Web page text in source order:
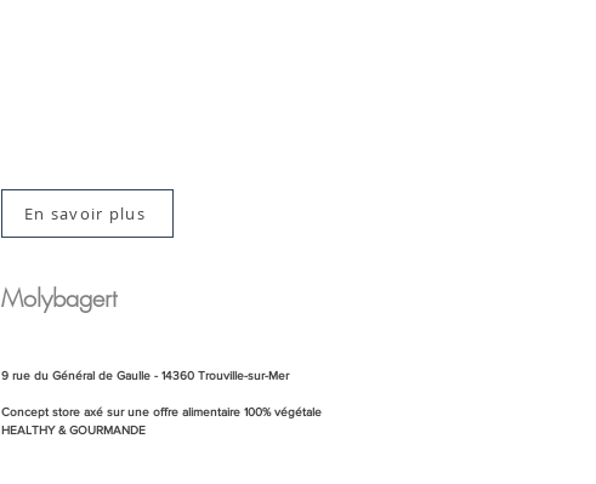
En savoir plus
Molybagert
9 rue du Général de Gaulle - 14360 Trouville-sur-Mer
Concept store axé sur une offre alimentaire 100% végétale
HEALTHY & GOURMANDE